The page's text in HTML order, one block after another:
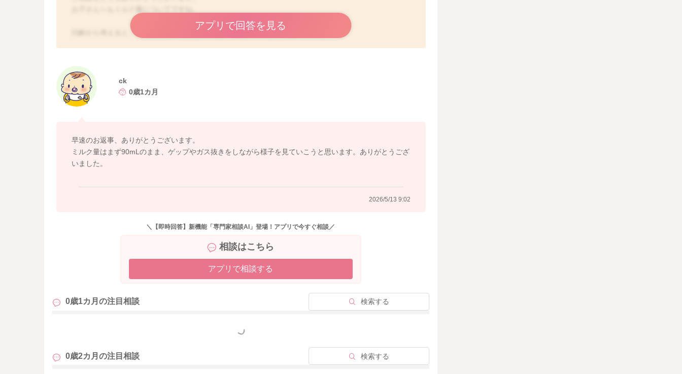
日齢から考えると、今の一回のミルク量は特別多くはないかと思います。
た。
ゲップが出ても出なくても関係はなさそうということなのですが、飲んでいる時以外にも泣いている時に
も空気を飲み込んでしまうことがあります。
た。
よかったら足を自転車漕ぎをするように運動をしてもらってみたり、お腹の「の」の字のマッサージをす
アプリで回答を見る
ck
0歳1カ月
早速のお返事、ありがとうございます。
ミルク量はまず90mLのまま、ゲップやガス抜きをしながら様子を見ていこうと思います。ありがとうござ
いました。
2026/5/13 9:02
＼【即時回答】新機能「専門家相談AI」登場！アプリで今すぐ相談／
相談はこちら
アプリで相談する
0歳1カ月の注目相談 検索する
もっと見る
0歳2カ月の注目相談 検索する